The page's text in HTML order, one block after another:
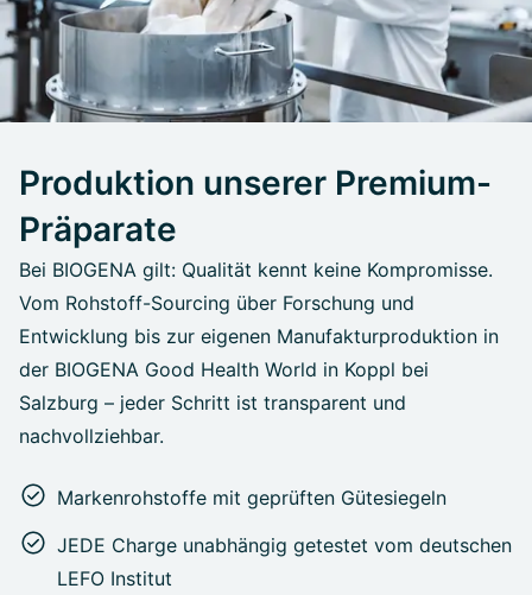
Produktion unserer Premium-
Präparate
Bei BIOGENA gilt: Qualität kennt keine Kompromisse.
Vom Rohstoff-Sourcing über Forschung und
Entwicklung bis zur eigenen Manufakturproduktion in
der BIOGENA Good Health World in Koppl bei
Salzburg – jeder Schritt ist transparent und
nachvollziehbar.
Markenrohstoffe mit geprüften Gütesiegeln
JEDE Charge unabhängig getestet vom deutschen
LEFO Institut